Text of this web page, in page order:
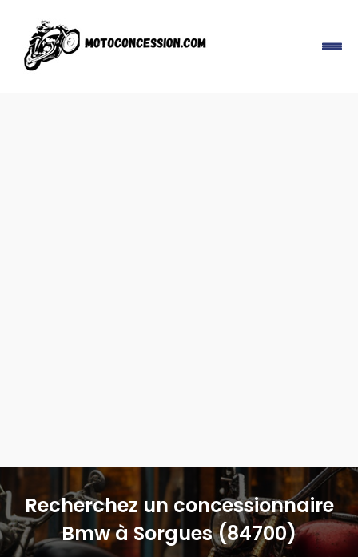
Recherchez un concessionnaire
Bmw à Sorgues (84700)